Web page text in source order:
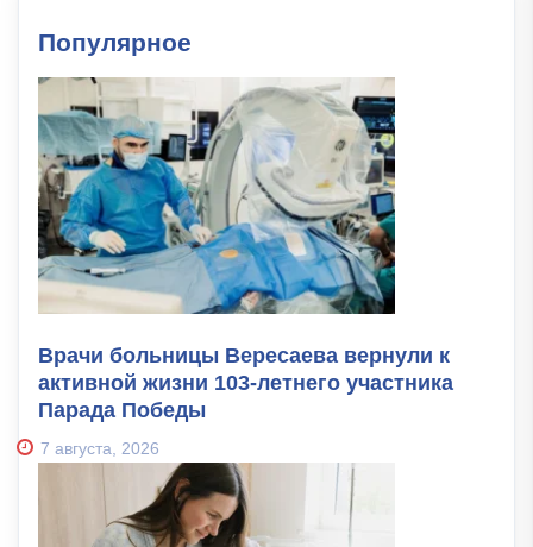
Популярное
Врачи больницы Вересаева вернули к
активной жизни 103-летнего участника
Парада Победы
7 августа, 2026